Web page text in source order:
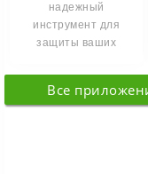
надежный
инструмент для
защиты ваших
обеспечения
конфиденциальности
Все